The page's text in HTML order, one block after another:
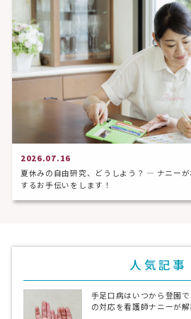
2026.07.16
夏休みの自由研究、どうしよう？ ― ナニー
するお手伝いをします！
人気記事
手足口病はいつから登園
の対応を看護師ナニーが